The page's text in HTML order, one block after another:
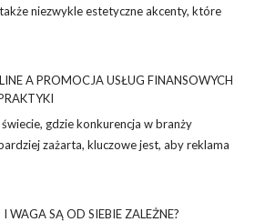
niezwykle estetyczne akcenty, które
A PROMOCJA USŁUG FINANSOWYCH
gdzie konkurencja w branży
zażarta, kluczowe jest, aby reklama
WAGA SĄ OD SIEBIE ZALEŻNE?